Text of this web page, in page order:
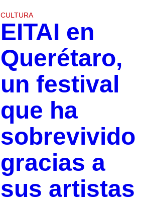
CULTURA
EITAI en
Querétaro,
un festival
que ha
sobrevivido
gracias a
sus artistas